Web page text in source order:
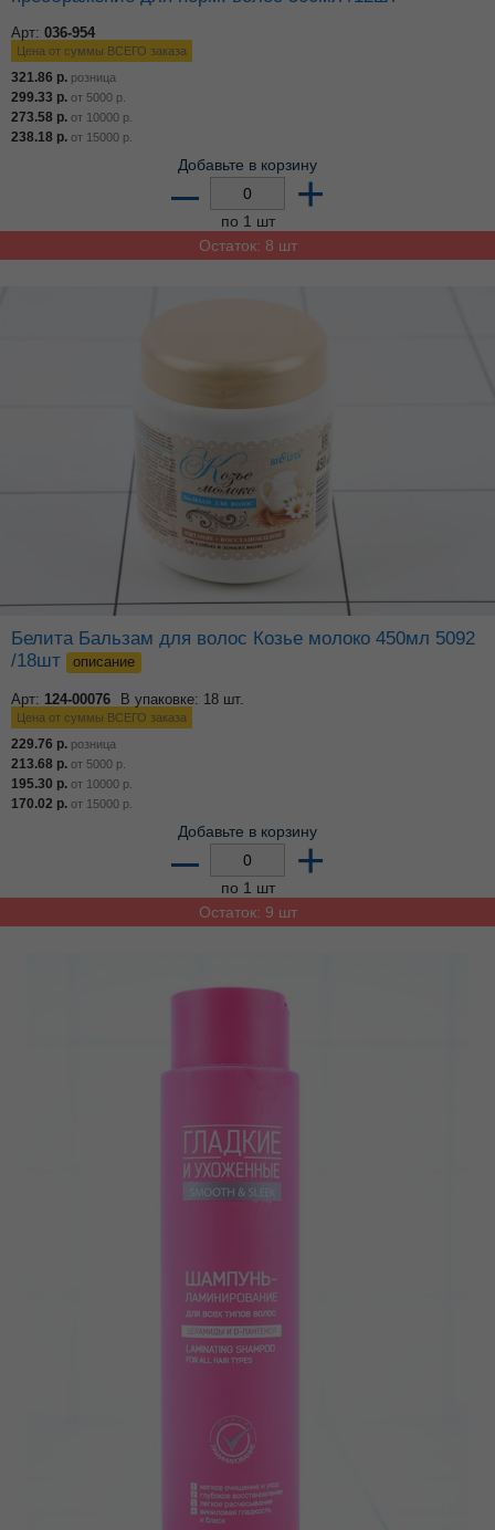
Арт: 036-954
Цена от суммы ВСЕГО заказа
321.86 р. розница
299.33 р. от 5000 р.
273.58 р. от 10000 р.
238.18 р. от 15000 р.
Добавьте в корзину
– +
по 1 шт
Остаток: 8 шт
Белита Бальзам для волос Козье молоко 450мл 5092
/18шт
описание
Арт: 124-00076 В упаковке: 18 шт.
Цена от суммы ВСЕГО заказа
229.76 р. розница
213.68 р. от 5000 р.
195.30 р. от 10000 р.
170.02 р. от 15000 р.
Добавьте в корзину
– +
по 1 шт
Остаток: 9 шт